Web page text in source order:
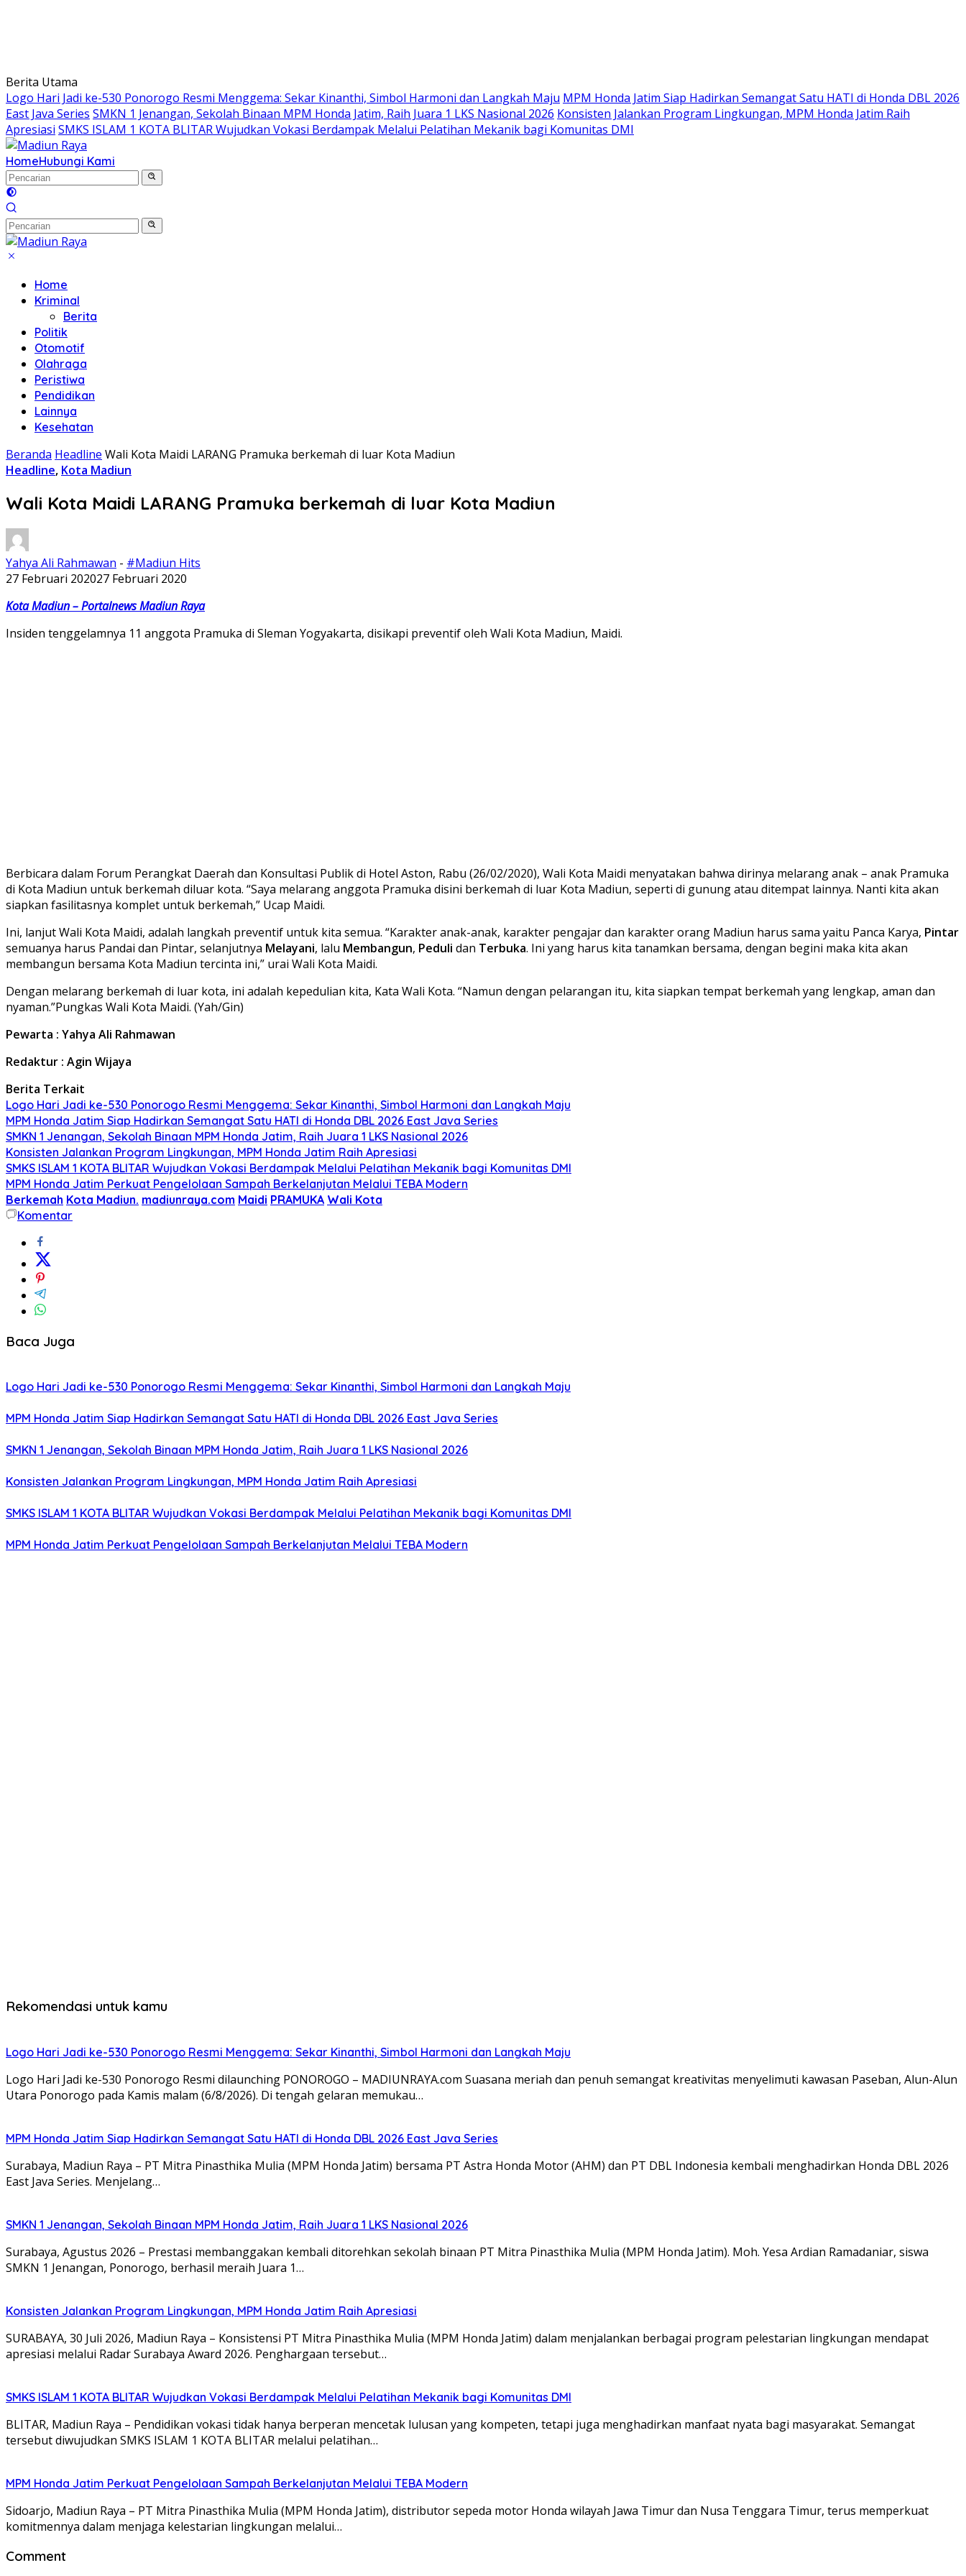
Berita Utama
Logo Hari Jadi ke-530 Ponorogo Resmi Menggema: Sekar Kinanthi, Simbol Harmoni dan Langkah Maju MPM Honda Jatim Siap Hadirkan Semangat Satu HATI di Honda DBL 2026
East Java Series SMKN 1 Jenangan, Sekolah Binaan MPM Honda Jatim, Raih Juara 1 LKS Nasional 2026 Konsisten Jalankan Program Lingkungan, MPM Honda Jatim Raih
Apresiasi SMKS ISLAM 1 KOTA BLITAR Wujudkan Vokasi Berdampak Melalui Pelatihan Mekanik bagi Komunitas DMI
HomeHubungi Kami
Home
Kriminal
Berita
Politik
Otomotif
Olahraga
Peristiwa
Pendidikan
Lainnya
Kesehatan
Beranda Headline Wali Kota Maidi LARANG Pramuka berkemah di luar Kota Madiun
Headline, Kota Madiun
Wali Kota Maidi LARANG Pramuka berkemah di luar Kota Madiun
Yahya Ali Rahmawan - #Madiun Hits
27 Februari 202027 Februari 2020
Kota Madiun – Portalnews Madiun Raya
Insiden tenggelamnya 11 anggota Pramuka di Sleman Yogyakarta, disikapi preventif oleh Wali Kota Madiun, Maidi.
Berbicara dalam Forum Perangkat Daerah dan Konsultasi Publik di Hotel Aston, Rabu (26/02/2020), Wali Kota Maidi menyatakan bahwa dirinya melarang anak – anak Pramuka
di Kota Madiun untuk berkemah diluar kota. “Saya melarang anggota Pramuka disini berkemah di luar Kota Madiun, seperti di gunung atau ditempat lainnya. Nanti kita akan
siapkan fasilitasnya komplet untuk berkemah,” Ucap Maidi.
Ini, lanjut Wali Kota Maidi, adalah langkah preventif untuk kita semua. “Karakter anak-anak, karakter pengajar dan karakter orang Madiun harus sama yaitu Panca Karya, Pintar
semuanya harus Pandai dan Pintar, selanjutnya Melayani, lalu Membangun, Peduli dan Terbuka. Ini yang harus kita tanamkan bersama, dengan begini maka kita akan
membangun bersama Kota Madiun tercinta ini,” urai Wali Kota Maidi.
Dengan melarang berkemah di luar kota, ini adalah kepedulian kita, Kata Wali Kota. “Namun dengan pelarangan itu, kita siapkan tempat berkemah yang lengkap, aman dan
nyaman.”Pungkas Wali Kota Maidi. (Yah/Gin)
Pewarta : Yahya Ali Rahmawan
Redaktur : Agin Wijaya
Berita Terkait
Logo Hari Jadi ke-530 Ponorogo Resmi Menggema: Sekar Kinanthi, Simbol Harmoni dan Langkah Maju
MPM Honda Jatim Siap Hadirkan Semangat Satu HATI di Honda DBL 2026 East Java Series
SMKN 1 Jenangan, Sekolah Binaan MPM Honda Jatim, Raih Juara 1 LKS Nasional 2026
Konsisten Jalankan Program Lingkungan, MPM Honda Jatim Raih Apresiasi
SMKS ISLAM 1 KOTA BLITAR Wujudkan Vokasi Berdampak Melalui Pelatihan Mekanik bagi Komunitas DMI
MPM Honda Jatim Perkuat Pengelolaan Sampah Berkelanjutan Melalui TEBA Modern
Berkemah Kota Madiun. madiunraya.com Maidi PRAMUKA Wali Kota
Komentar
Baca Juga
Logo Hari Jadi ke-530 Ponorogo Resmi Menggema: Sekar Kinanthi, Simbol Harmoni dan Langkah Maju
MPM Honda Jatim Siap Hadirkan Semangat Satu HATI di Honda DBL 2026 East Java Series
SMKN 1 Jenangan, Sekolah Binaan MPM Honda Jatim, Raih Juara 1 LKS Nasional 2026
Konsisten Jalankan Program Lingkungan, MPM Honda Jatim Raih Apresiasi
SMKS ISLAM 1 KOTA BLITAR Wujudkan Vokasi Berdampak Melalui Pelatihan Mekanik bagi Komunitas DMI
MPM Honda Jatim Perkuat Pengelolaan Sampah Berkelanjutan Melalui TEBA Modern
Rekomendasi untuk kamu
Logo Hari Jadi ke-530 Ponorogo Resmi Menggema: Sekar Kinanthi, Simbol Harmoni dan Langkah Maju
Logo Hari Jadi ke-530 Ponorogo Resmi dilaunching PONOROGO – MADIUNRAYA.com Suasana meriah dan penuh semangat kreativitas menyelimuti kawasan Paseban, Alun-Alun
Utara Ponorogo pada Kamis malam (6/8/2026). Di tengah gelaran memukau…
MPM Honda Jatim Siap Hadirkan Semangat Satu HATI di Honda DBL 2026 East Java Series
Surabaya, Madiun Raya – PT Mitra Pinasthika Mulia (MPM Honda Jatim) bersama PT Astra Honda Motor (AHM) dan PT DBL Indonesia kembali menghadirkan Honda DBL 2026
East Java Series. Menjelang…
SMKN 1 Jenangan, Sekolah Binaan MPM Honda Jatim, Raih Juara 1 LKS Nasional 2026
Surabaya, Agustus 2026 – Prestasi membanggakan kembali ditorehkan sekolah binaan PT Mitra Pinasthika Mulia (MPM Honda Jatim). Moh. Yesa Ardian Ramadaniar, siswa
SMKN 1 Jenangan, Ponorogo, berhasil meraih Juara 1…
Konsisten Jalankan Program Lingkungan, MPM Honda Jatim Raih Apresiasi
SURABAYA, 30 Juli 2026, Madiun Raya – Konsistensi PT Mitra Pinasthika Mulia (MPM Honda Jatim) dalam menjalankan berbagai program pelestarian lingkungan mendapat
apresiasi melalui Radar Surabaya Award 2026. Penghargaan tersebut…
SMKS ISLAM 1 KOTA BLITAR Wujudkan Vokasi Berdampak Melalui Pelatihan Mekanik bagi Komunitas DMI
BLITAR, Madiun Raya – Pendidikan vokasi tidak hanya berperan mencetak lulusan yang kompeten, tetapi juga menghadirkan manfaat nyata bagi masyarakat. Semangat
tersebut diwujudkan SMKS ISLAM 1 KOTA BLITAR melalui pelatihan…
MPM Honda Jatim Perkuat Pengelolaan Sampah Berkelanjutan Melalui TEBA Modern
Sidoarjo, Madiun Raya – PT Mitra Pinasthika Mulia (MPM Honda Jatim), distributor sepeda motor Honda wilayah Jawa Timur dan Nusa Tenggara Timur, terus memperkuat
komitmennya dalam menjaga kelestarian lingkungan melalui…
Comment